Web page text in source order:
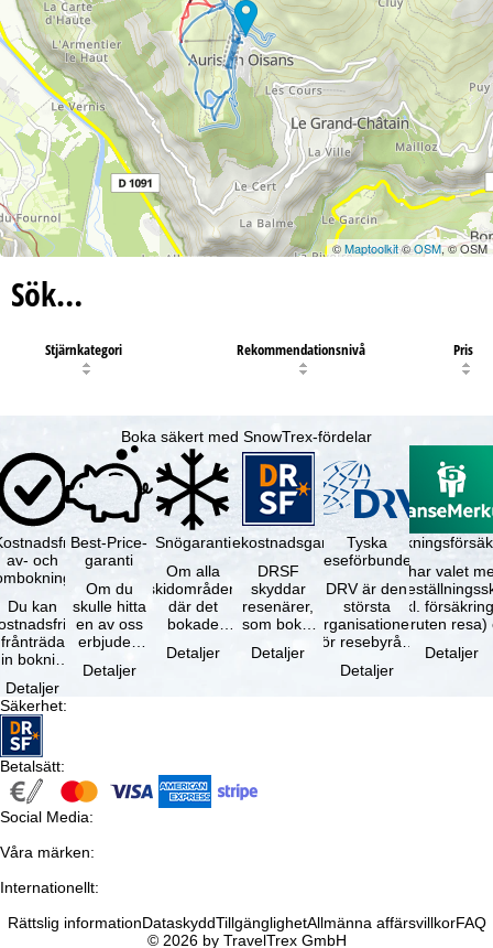
©Maptoolkit©OSM, © OSM
Sök…
Stjärnkategori Rekommendationsnivå Pris
Boka säkert med SnowTrex-fördelar
av- och
Du kan
frånträda
bokning
efter
…
Detaljer
Best-Price-
garanti
Om du
skulle hitta
en av oss
erbjuden
samma
Detaljer
Snögaranti
Om alla
skidområden
där det
bokade
gäller –
Detaljer
Resekostnadsgaranti
DRSF
skyddar
resenärer,
som bokat
paketresa
Detaljer
Tyska
reseförbundet
DRV är den
största
organisationen
för resebyråer
researrangörer
Detaljer
Du har valet
(inkl.
avbruten resa)
Detaljer
Säkerhet:
Betalsätt:
Social Media:
Våra märken:
Internationellt:
Rättslig informationDataskyddTillgänglighetAllmänna affärsvillkorFAQ
© 2026 by TravelTrex GmbH